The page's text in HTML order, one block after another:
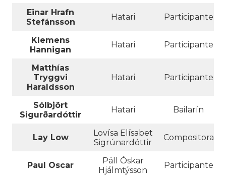
Einar Hrafn
Stefánsson
Hatari Participante
Klemens
Hannigan
Hatari Participante
Matthías
Tryggvi
Haraldsson
Hatari Participante
Sólbjört
Sigurðardóttir
Hatari Bailarín
Lay Low
Lovísa Elísabet
Sigrúnardóttir
Compositora
Paul Oscar
Páll Óskar
Hjálmtýsson
Participante